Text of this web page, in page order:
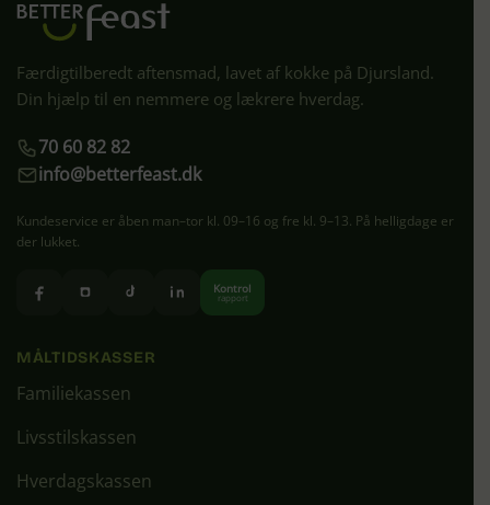
Færdigtilberedt aftensmad, lavet af kokke på Djursland.
Din hjælp til en nemmere og lækrere hverdag.
70 60 82 82
info@betterfeast.dk
Kundeservice er åben man–tor kl. 09–16 og fre kl. 9–13. På helligdage er
der lukket.
Kontrol
rapport
MÅLTIDSKASSER
Familiekassen
Livsstilskassen
Hverdagskassen